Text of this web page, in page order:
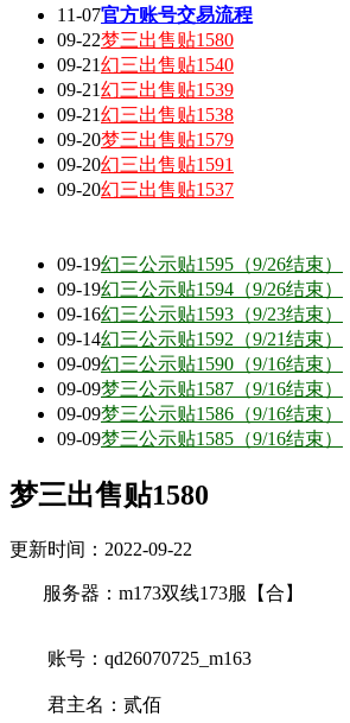
11-07官方账号交易流程
09-22梦三出售贴1580
09-21幻三出售贴1540
09-21幻三出售贴1539
09-21幻三出售贴1538
09-20梦三出售贴1579
09-20幻三出售贴1591
09-20幻三出售贴1537
09-19幻三公示贴1595（9/26结束）
09-19幻三公示贴1594（9/26结束）
09-16幻三公示贴1593（9/23结束）
09-14幻三公示贴1592（9/21结束）
09-09幻三公示贴1590（9/16结束）
09-09梦三公示贴1587（9/16结束）
09-09梦三公示贴1586（9/16结束）
09-09梦三公示贴1585（9/16结束）
梦三出售贴1580
更新时间：2022-09-22
服务器：m173双线173服【合】
账号：qd26070725_m163
君主名：贰佰